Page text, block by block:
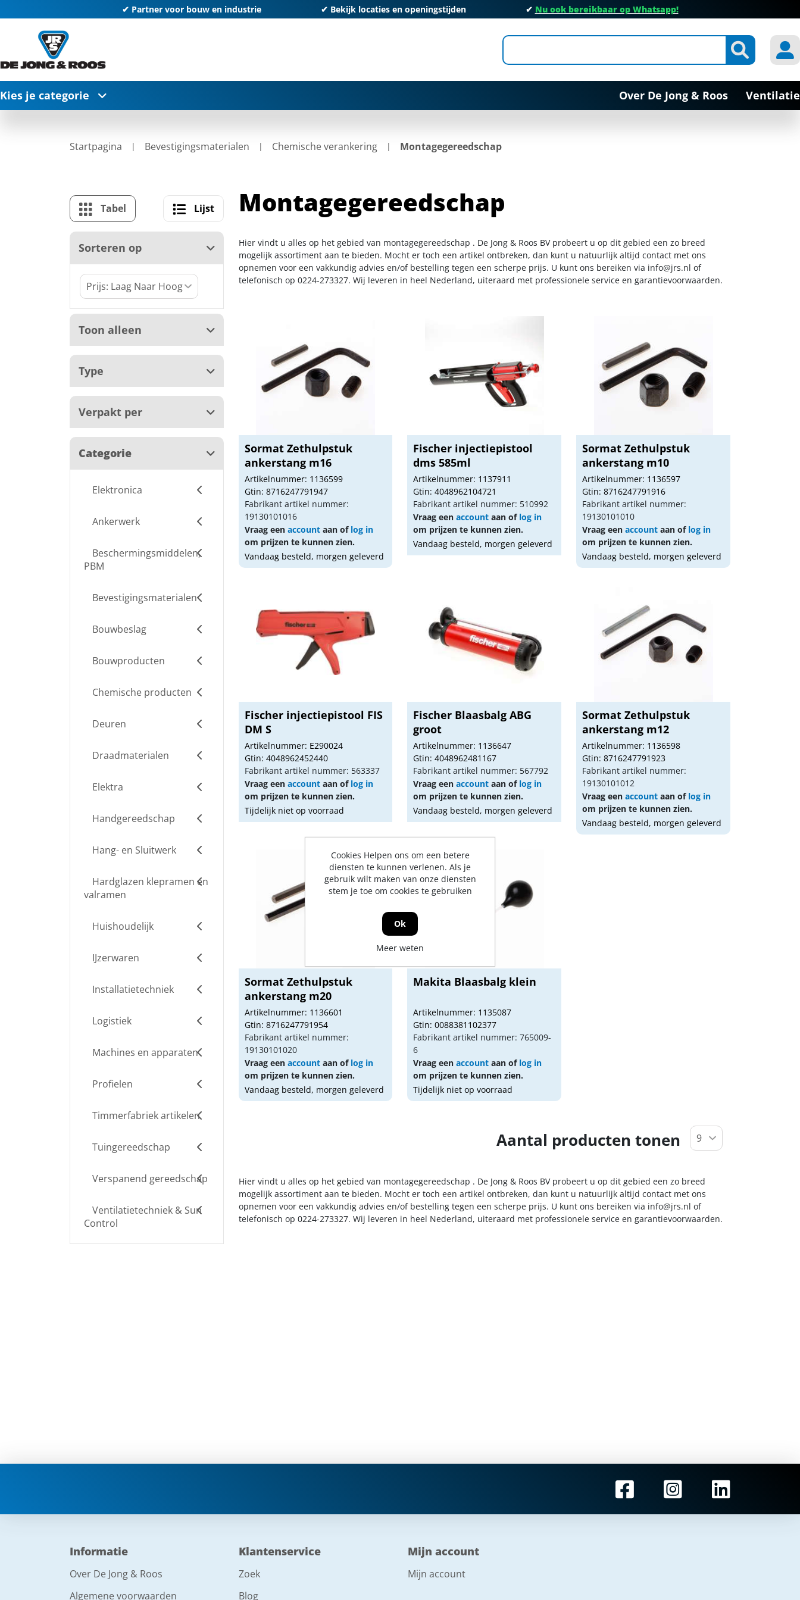
✔ Partner voor bouw en industrie ✔ Bekijk locaties en openingstijden ✔ Nu ook bereikbaar op Whatsapp!
Kies je categorie Over De Jong & Roos Ventilatie
Startpagina Bevestigingsmaterialen Chemische verankering Montagegereedschap
Tabel Lijst
Sorteren op
Toon alleen
Type
Verpakt per
Categorie
Elektronica
Ankerwerk
Beschermingsmiddelen,
PBM
Bevestigingsmaterialen
Bouwbeslag
Bouwproducten
Chemische producten
Deuren
Draadmaterialen
Elektra
Handgereedschap
Hang- en Sluitwerk
Hardglazen klepramen en
valramen
Huishoudelijk
IJzerwaren
Installatietechniek
Logistiek
Machines en apparaten
Profielen
Timmerfabriek artikelen
Tuingereedschap
Verspanend gereedschap
Ventilatietechniek & Sun
Control
Montagegereedschap
Hier vindt u alles op het gebied van montagegereedschap . De Jong & Roos BV probeert u op dit gebied een zo breed
mogelijk assortiment aan te bieden. Mocht er toch een artikel ontbreken, dan kunt u natuurlijk altijd contact met ons
opnemen voor een vakkundig advies en/of bestelling tegen een scherpe prijs. U kunt ons bereiken via info@jrs.nl of
telefonisch op 0224-273327. Wij leveren in heel Nederland, uiteraard met professionele service en garantievoorwaarden.
Sormat Zethulpstuk
ankerstang m16
Artikelnummer: 1136599
Gtin: 8716247791947
Fabrikant artikel nummer:
19130101016
Vraag een accountaan of log in
om prijzen te kunnen zien.
Vandaag besteld, morgen geleverd
Fischer injectiepistool
dms 585ml
Artikelnummer: 1137911
Gtin: 4048962104721
Fabrikant artikel nummer: 510992
Vraag eenaccount aan of log in
om prijzen te kunnen zien.
Vandaag besteld, morgen geleverd
Sormat Zethulpstuk
ankerstang m10
Artikelnummer: 1136597
Gtin: 8716247791916
Fabrikant artikel nummer:
19130101010
Vraag eenaccount aan of log in
om prijzen te kunnen zien.
Vandaag besteld, morgen geleverd
Fischer injectiepistool FIS
DM S
Artikelnummer: E290024
Gtin: 4048962452440
Fabrikant artikel nummer: 563337
Vraag een accountaan of log in
om prijzen te kunnen zien.
Tijdelijk niet op voorraad
Fischer Blaasbalg ABG
groot
Artikelnummer: 1136647
Gtin: 4048962481167
Fabrikant artikel nummer: 567792
Vraag eenaccount aan of log in
om prijzen te kunnen zien.
Vandaag besteld, morgen geleverd
Sormat Zethulpstuk
ankerstang m12
Artikelnummer: 1136598
Gtin: 8716247791923
Fabrikant artikel nummer:
19130101012
Vraag eenaccount aan of log in
om prijzen te kunnen zien.
Vandaag besteld, morgen geleverd
Sormat Zethulpstuk
ankerstang m20
Artikelnummer: 1136601
Gtin: 8716247791954
Fabrikant artikel nummer:
19130101020
Vraag een accountaan of log in
om prijzen te kunnen zien.
Vandaag besteld, morgen geleverd
Makita Blaasbalg klein
Artikelnummer: 1135087
Gtin: 0088381102377
Fabrikant artikel nummer: 765009-
6
Vraag eenaccount aan of log in
om prijzen te kunnen zien.
Tijdelijk niet op voorraad
Aantal producten tonen
Hier vindt u alles op het gebied van montagegereedschap . De Jong & Roos BV probeert u op dit gebied een zo breed
mogelijk assortiment aan te bieden. Mocht er toch een artikel ontbreken, dan kunt u natuurlijk altijd contact met ons
opnemen voor een vakkundig advies en/of bestelling tegen een scherpe prijs. U kunt ons bereiken via info@jrs.nl of
telefonisch op 0224-273327. Wij leveren in heel Nederland, uiteraard met professionele service en garantievoorwaarden.
Informatie
Over De Jong & Roos
Algemene voorwaarden
Klantenservice
Zoek
Blog
Mijn account
Mijn account
Cookies Helpen ons om een betere
diensten te kunnen verlenen. Als je
gebruik wilt maken van onze diensten
stem je toe om cookies te gebruiken
Ok
Meer weten